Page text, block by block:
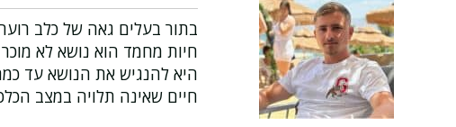
בתור בעלים גאה של כלב
חיות מחמד הוא נושא לא
היא להנגיש את הנושא עד
חיים שאינה תלויה במצב